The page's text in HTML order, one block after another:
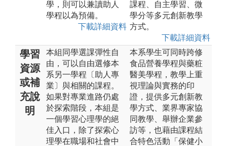
學，則可以兼讀助人
學程以為預備。
下載詳細資料
課程、自主學習、微
學分等多元創新教學
方式。
下載詳細資料
學習
資源
或補
充說
明
本組同學選課彈性自
由，可以自由選修本
系另一學程〔助人專
業〕與相關的課程。
如果對專業進路仍處
於探索階段，本組是
一個學習心理學的絕
佳入口，除了探索心
理學在職場和社會中
本系學生可同時跨修
食品營養學程與藥粧
醫美學程，教學上重
視理論與實務的印
證，提供多元創新教
學方式、業界專家協
同教學、舉辦企業參
訪等，也藉由課程結
合特色活動「保健小